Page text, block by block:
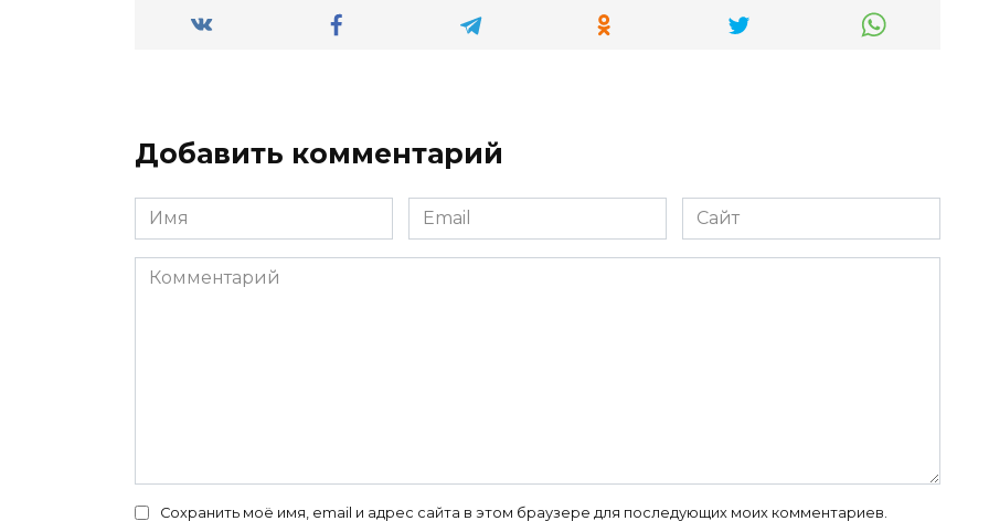
Добавить комментарий
Имя
*
Email
*
Сайт
Комментарий
Сохранить моё имя, email и адрес сайта в этом браузере для последующих моих комментариев.